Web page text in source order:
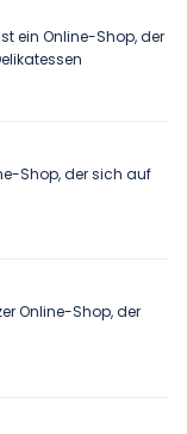
ein Online-Shop, der
Shop, der sich auf
Online-Shop, der